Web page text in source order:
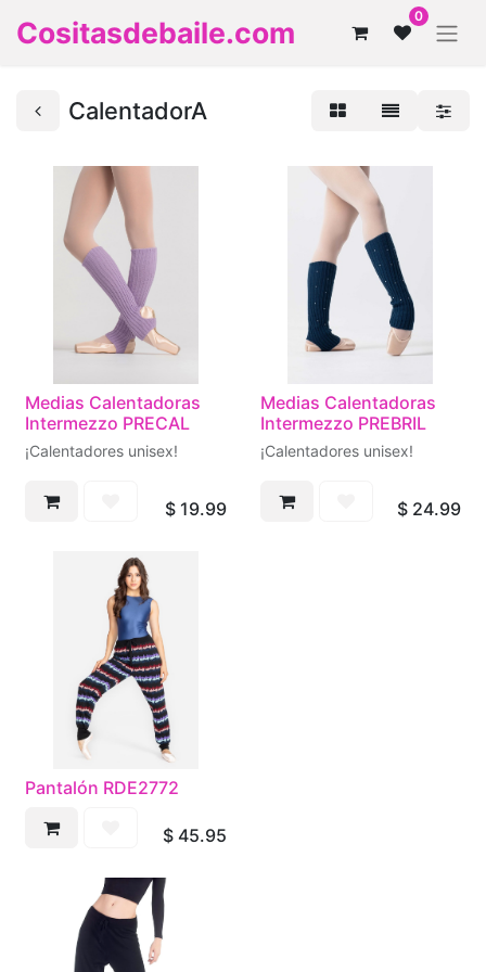
Cositasdebaile.com 0
CalentadorA
Medias Calentadoras
Intermezzo PRECAL
¡Calentadores unisex!
$ 19.99
Medias Calentadoras
Intermezzo PREBRIL
¡Calentadores unisex!
$ 24.99
Pantalón RDE2772
$ 45.95